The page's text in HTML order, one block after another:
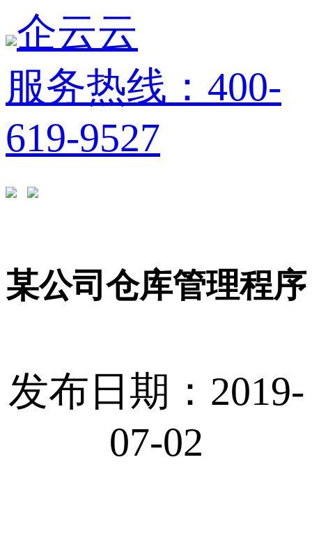
企云云
服务热线：400-
619-9527
某公司仓库管理程序
发布日期：2019-
07-02